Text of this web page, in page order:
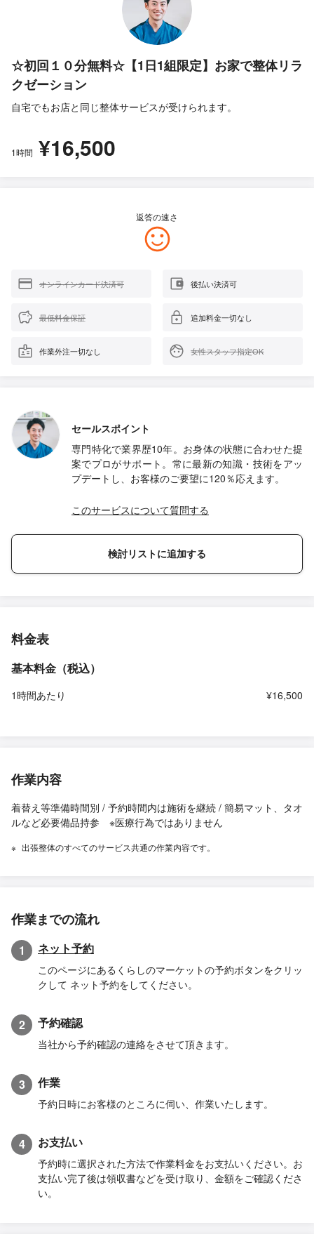
☆初回１０分無料☆【1日1組限定】お家で整体リラ
クゼーション
自宅でもお店と同じ整体サービスが受けられます。
1時間 ¥16,500
返答の速さ
オンラインカード決済可 後払い決済可
最低料金保証 追加料金一切なし
作業外注一切なし 女性スタッフ指定OK
セールスポイント
専門特化で業界歴10年。お身体の状態に合わせた提
案でプロがサポート。常に最新の知識・技術をアッ
プデートし、お客様のご要望に120％応えます。
このサービスについて質問する
検討リストに追加する
料金表
基本料金（税込）
1時間あたり ¥16,500
作業内容
着替え等準備時間別 / 予約時間内は施術を継続 / 簡易マット、タオ
ルなど必要備品持参 ※医療行為ではありません
出張整体のすべてのサービス共通の作業内容です。
作業までの流れ
1 ネット予約
このページにあるくらしのマーケットの予約ボタンをクリッ
クして ネット予約をしてください。
2 予約確認
当社から予約確認の連絡をさせて頂きます。
3 作業
予約日時にお客様のところに伺い、作業いたします。
4 お支払い
予約時に選択された方法で作業料金をお支払いください。お
支払い完了後は領収書などを受け取り、金額をご確認くださ
い。